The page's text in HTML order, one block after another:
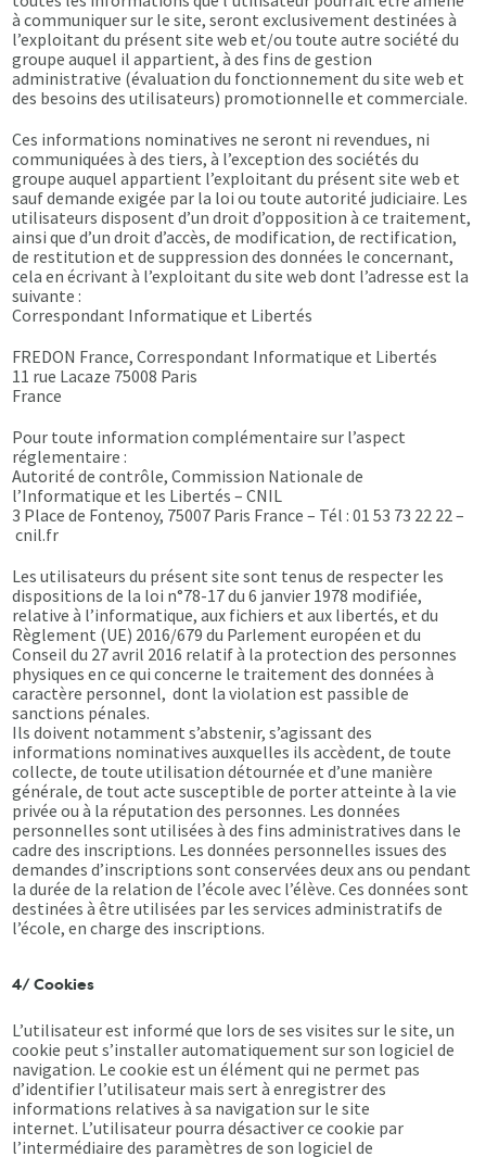
à communiquer sur le site, seront exclusivement destinées à
l’exploitant du présent site web et/ou toute autre société du
groupe auquel il appartient, à des fins de gestion
administrative (évaluation du fonctionnement du site web et
des besoins des utilisateurs) promotionnelle et commerciale.
Ces informations nominatives ne seront ni revendues, ni
communiquées à des tiers, à l’exception des sociétés du
groupe auquel appartient l’exploitant du présent site web et
sauf demande exigée par la loi ou toute autorité judiciaire. Les
utilisateurs disposent d’un droit d’opposition à ce traitement,
ainsi que d’un droit d’accès, de modification, de rectification,
de restitution et de suppression des données le concernant,
cela en écrivant à l’exploitant du site web dont l’adresse est la
suivante :
Correspondant Informatique et Libertés
FREDON France, Correspondant Informatique et Libertés
11 rue Lacaze 75008 Paris
France
Pour toute information complémentaire sur l’aspect
réglementaire :
Autorité de contrôle, Commission Nationale de
l’Informatique et les Libertés – CNIL
3 Place de Fontenoy, 75007 Paris France – Tél : 01 53 73 22 22 –
cnil.fr
Les utilisateurs du présent site sont tenus de respecter les
dispositions de la loi n°78-17 du 6 janvier 1978 modifiée,
relative à l’informatique, aux fichiers et aux libertés, et du
Règlement (UE) 2016/679 du Parlement européen et du
Conseil du 27 avril 2016 relatif à la protection des personnes
physiques en ce qui concerne le traitement des données à
caractère personnel, dont la violation est passible de
sanctions pénales.
Ils doivent notamment s’abstenir, s’agissant des
informations nominatives auxquelles ils accèdent, de toute
collecte, de toute utilisation détournée et d’une manière
générale, de tout acte susceptible de porter atteinte à la vie
privée ou à la réputation des personnes. Les données
personnelles sont utilisées à des fins administratives dans le
cadre des inscriptions. Les données personnelles issues des
demandes d’inscriptions sont conservées deux ans ou pendant
la durée de la relation de l’école avec l’élève. Ces données sont
destinées à être utilisées par les services administratifs de
l’école, en charge des inscriptions.
4/ Cookies
L’utilisateur est informé que lors de ses visites sur le site, un
cookie peut s’installer automatiquement sur son logiciel de
navigation. Le cookie est un élément qui ne permet pas
d’identifier l’utilisateur mais sert à enregistrer des
informations relatives à sa navigation sur le site
internet. L’utilisateur pourra désactiver ce cookie par
l’intermédiaire des paramètres de son logiciel de